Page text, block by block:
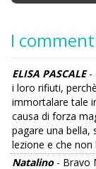
I
ELISA PASCALE-
i loro rifiuti,
immortalare tale
causa di forza
pagare una bella,
lezione e che
Natalino- Bravo